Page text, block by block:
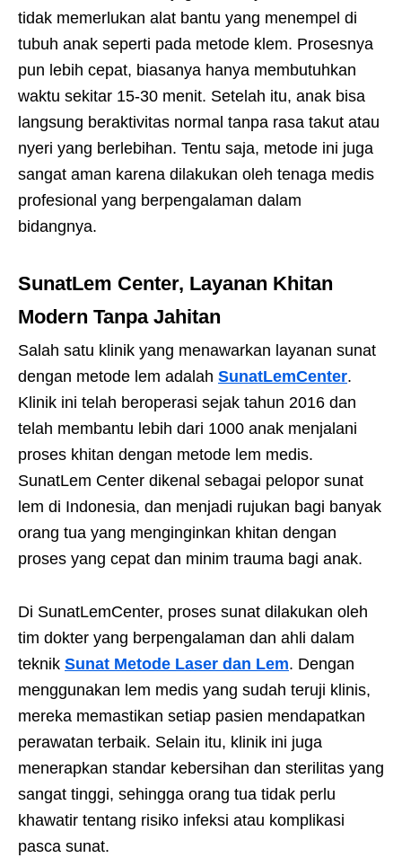
tidak memerlukan alat bantu yang menempel di
tubuh anak seperti pada metode klem. Prosesnya
pun lebih cepat, biasanya hanya membutuhkan
waktu sekitar 15-30 menit. Setelah itu, anak bisa
langsung beraktivitas normal tanpa rasa takut atau
nyeri yang berlebihan. Tentu saja, metode ini juga
sangat aman karena dilakukan oleh tenaga medis
profesional yang berpengalaman dalam
bidangnya.
SunatLem Center, Layanan Khitan
Modern Tanpa Jahitan
Salah satu klinik yang menawarkan layanan sunat
dengan metode lem adalah SunatLemCenter.
Klinik ini telah beroperasi sejak tahun 2016 dan
telah membantu lebih dari 1000 anak menjalani
proses khitan dengan metode lem medis.
SunatLem Center dikenal sebagai pelopor sunat
lem di Indonesia, dan menjadi rujukan bagi banyak
orang tua yang menginginkan khitan dengan
proses yang cepat dan minim trauma bagi anak.
Di SunatLemCenter, proses sunat dilakukan oleh
tim dokter yang berpengalaman dan ahli dalam
teknik Sunat Metode Laser dan Lem. Dengan
menggunakan lem medis yang sudah teruji klinis,
mereka memastikan setiap pasien mendapatkan
perawatan terbaik. Selain itu, klinik ini juga
menerapkan standar kebersihan dan sterilitas yang
sangat tinggi, sehingga orang tua tidak perlu
khawatir tentang risiko infeksi atau komplikasi
pasca sunat.